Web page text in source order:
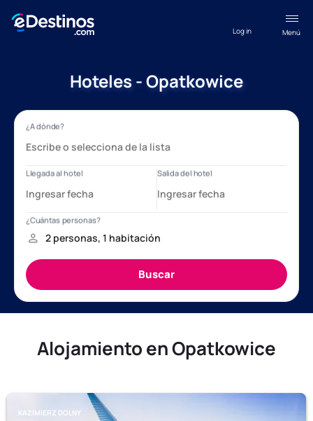
Menú
Log in
Hoteles - Opatkowice
Alojamiento en Opatkowice
KAZIMIERZ DOLNY